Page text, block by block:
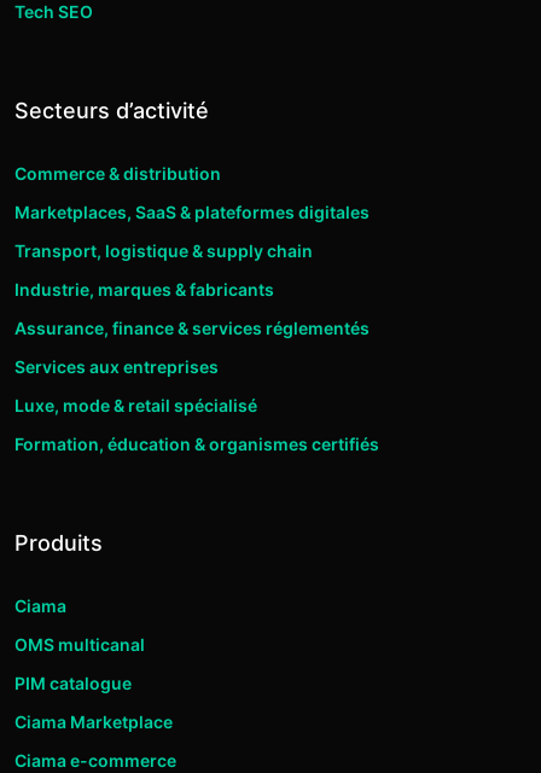
Tech SEO
Secteurs d’activité
Commerce & distribution
Marketplaces, SaaS & plateformes digitales
Transport, logistique & supply chain
Industrie, marques & fabricants
Assurance, finance & services réglementés
Services aux entreprises
Luxe, mode & retail spécialisé
Formation, éducation & organismes certifiés
Produits
Ciama
OMS multicanal
PIM catalogue
Ciama Marketplace
Ciama e-commerce